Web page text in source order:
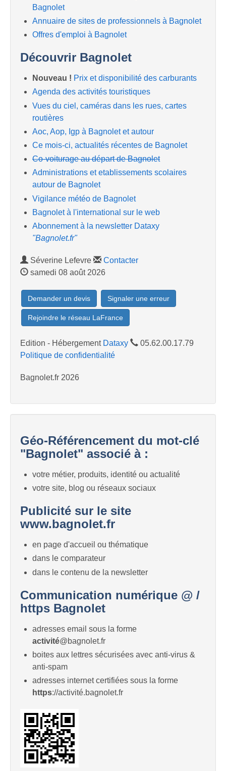
Bagnolet
Annuaire de sites de professionnels à Bagnolet
Offres d'emploi à Bagnolet
Découvrir Bagnolet
Nouveau ! Prix et disponibilité des carburants
Agenda des activités touristiques
Vues du ciel, caméras dans les rues, cartes
routières
Aoc, Aop, Igp à Bagnolet et autour
Ce mois-ci, actualités récentes de Bagnolet
Co-voiturage au départ de Bagnolet
Administrations et etablissements scolaires
autour de Bagnolet
Vigilance météo de Bagnolet
Bagnolet à l'international sur le web
Abonnement à la newsletter Dataxy
"Bagnolet.fr"
Séverine Lefevre
Contacter
samedi 08 août 2026
Demander un devis Signaler une erreur
Rejoindre le réseau LaFrance
Edition - Hébergement Dataxy
05.62.00.17.79
Politique de confidentialité
Bagnolet.fr 2026
Géo-Référencement du mot-clé
"Bagnolet" associé à :
votre métier, produits, identité ou actualité
votre site, blog ou réseaux sociaux
Publicité sur le site
www.bagnolet.fr
en page d'accueil ou thématique
dans le comparateur
dans le contenu de la newsletter
Communication numérique @ /
https Bagnolet
adresses email sous la forme
activité@bagnolet.fr
boites aux lettres sécurisées avec anti-virus &
anti-spam
adresses internet certifiées sous la forme
https://activité.bagnolet.fr